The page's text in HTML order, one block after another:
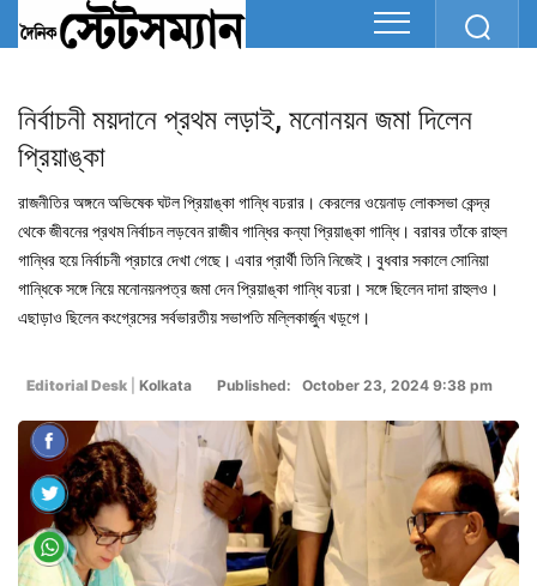
নির্বাচনী ময়দানে প্রথম লড়াই, মনোনয়ন জমা দিলেন
প্রিয়াঙ্কা
রাজনীতির অঙ্গনে অভিষেক ঘটল প্রিয়াঙ্কা গান্ধি বঢরার। কেরলের ওয়েনাড় লোকসভা কেন্দ্র
থেকে জীবনের প্রথম নির্বাচন লড়বেন রাজীব গান্ধির কন্যা প্রিয়াঙ্কা গান্ধি। বরাবর তাঁকে রাহুল
গান্ধির হয়ে নির্বাচনী প্রচারে দেখা গেছে। এবার প্রার্থী তিনি নিজেই। বুধবার সকালে সোনিয়া
গান্ধিকে সঙ্গে নিয়ে মনোনয়নপত্র জমা দেন প্রিয়াঙ্কা গান্ধি বঢরা। সঙ্গে ছিলেন দাদা রাহুলও।
এছাড়াও ছিলেন কংগ্রেসের সর্বভারতীয় সভাপতি মল্লিকার্জুন খড়্গে।
Editorial Desk Kolkata Published: October 23, 2024 9:38 pm